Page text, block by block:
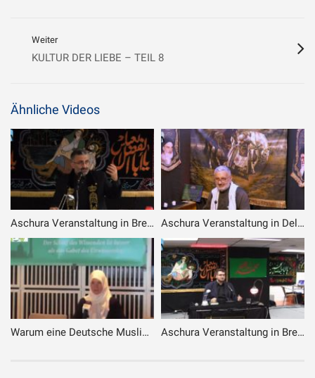
Weiter
KULTUR DER LIEBE – TEIL 8
Ähnliche Videos
Aschura Veranstaltung in Bremen – 2. Tag – 2. Teil Aschura Veranstaltung in Delmenhorst – 11.07.2024 – 5. Abend
Warum eine Deutsche Muslima wird Aschura Veranstaltung in Bremen – 8. Tag – 1. Teil